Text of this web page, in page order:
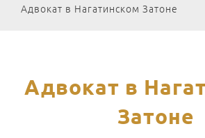
Адвокат в Нагатинском Затоне
Адвокат в
Затоне